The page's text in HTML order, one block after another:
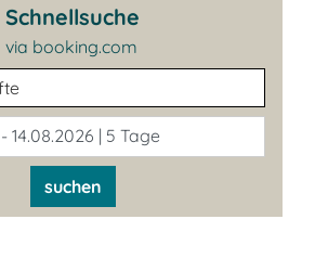
Schnellsuche
via booking.com
14.08.2026 | 5 Tage
suchen